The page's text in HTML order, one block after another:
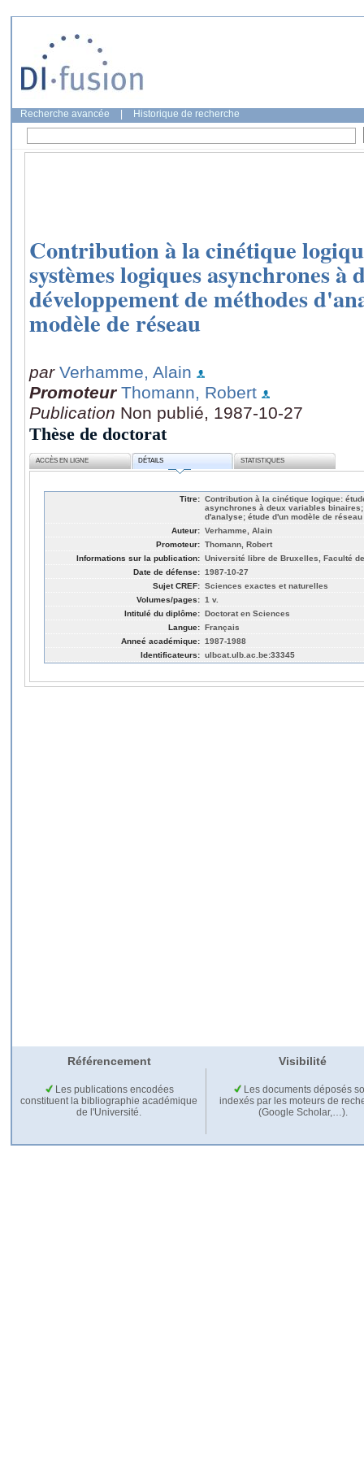
Recherche avancée Historique de recherche
Contribution à la cinétique
systèmes logiques asynchrones
développement de méthodes
modèle de réseau
par Verhamme, Alain
Promoteur Thomann, Robert
Publication Non publié, 1987-10-27
Thèse de doctorat
ACCÈS EN LIGNE DÉTAILS STATISTIQUES
Titre: Contribution à la cinétique logique:
asynchrones à deux variables
d'analyse; étude d'un modèle de réseau
Auteur: Verhamme, Alain
Promoteur: Thomann, Robert
Informations sur la publication: Université libre de Bruxelles, Faculté
Date de défense: 1987-10-27
Sujet CREF: Sciences exactes et naturelles
Volumes/pages: 1 v.
Intitulé du diplôme: Doctorat en Sciences
Langue: Français
Anneé académique: 1987-1988
Identificateurs: ulbcat.ulb.ac.be:33345
Référencement Visibilité
Les publications encodées
constituent la bibliographie académique
de l'Université.
Les documents déposés
indexés par les moteurs de
(Google Scholar,…).